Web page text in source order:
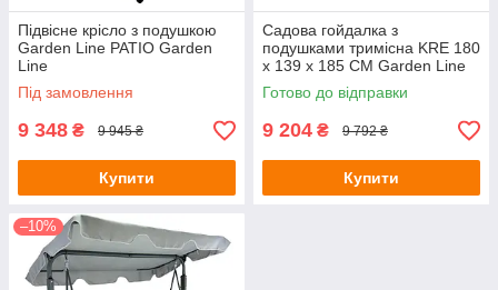
Підвісне крісло з подушкою
Garden Line PATIO Garden
Line
Під замовлення
9 348 ₴ 9 945 ₴
Купити
Садова гойдалка з
подушками тримісна KRE 180
x 139 x 185 CM Garden Line
Готово до відправки
9 204 ₴ 9 792 ₴
Купити
–10%